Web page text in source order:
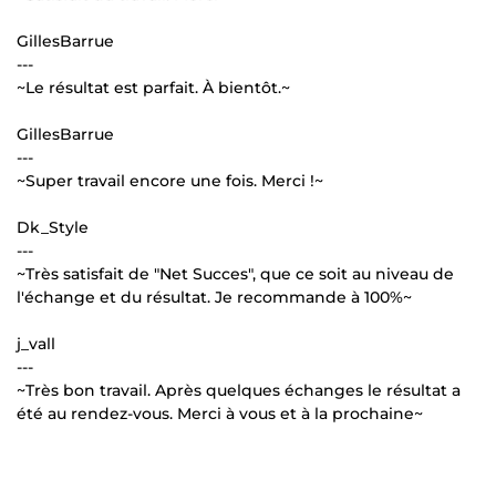
GillesBarrue
---
~Le résultat est parfait. À bientôt.~
GillesBarrue
---
~Super travail encore une fois. Merci !~
Dk_Style
---
~Très satisfait de "Net Succes", que ce soit au niveau de
l'échange et du résultat. Je recommande à 100%~
j_vall
---
~Très bon travail. Après quelques échanges le résultat a
été au rendez-vous. Merci à vous et à la prochaine~